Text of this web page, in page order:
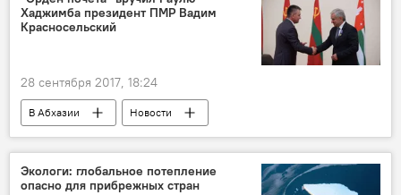
Хаджимба президент ПМР Вадим
Красносельский
28 сентября 2017, 18:24
В Абхазии
Новости
Визит президента ПМР в Абхазию на празднование Дня Победы
Экологи: глобальное потепление
опасно для прибрежных стран